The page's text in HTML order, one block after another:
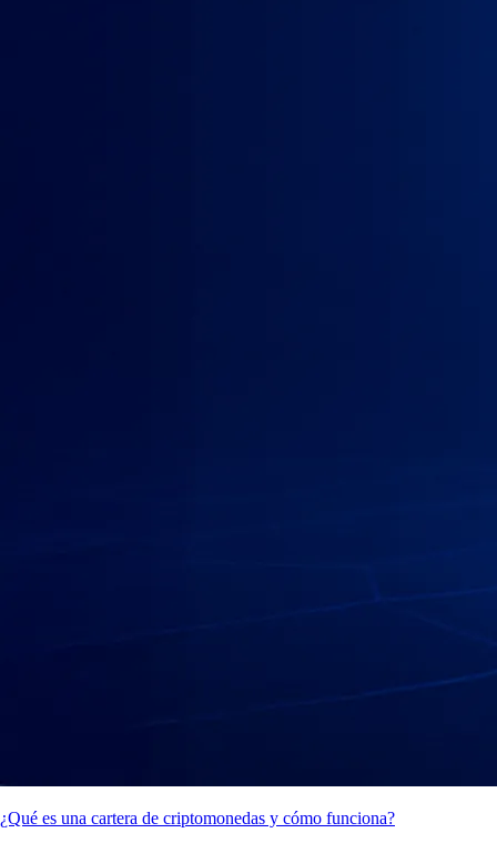
¿Qué es una cartera de criptomonedas y cómo funciona?